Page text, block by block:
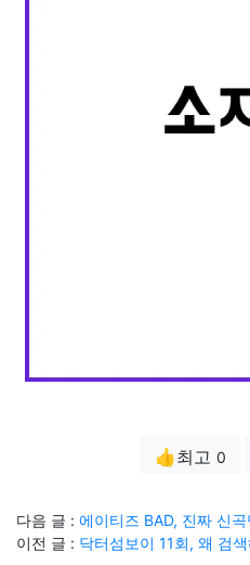
👍최고 0
다음 글 : 에이티즈 BAD, 진짜 신
이전 글 : 닥터섬보이 11회, 왜 검